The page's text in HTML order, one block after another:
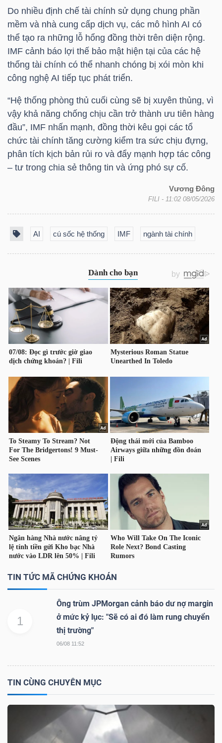
Do nhiều định chế tài chính sử dụng chung phần
mềm và nhà cung cấp dịch vụ, các mô hình AI có
thể tạo ra những lỗ hổng đồng thời trên diện rộng.
IMF cảnh báo lợi thế bảo mật hiện tại của các hệ
thống tài chính có thể nhanh chóng bị xói mòn khi
công nghệ AI tiếp tục phát triển.
“Hệ thống phòng thủ cuối cùng sẽ bị xuyên thủng, vì
vậy khả năng chống chịu cần trở thành ưu tiên hàng
đầu”, IMF nhấn mạnh, đồng thời kêu gọi các tổ
chức tài chính tăng cường kiểm tra sức chịu đựng,
phân tích kịch bản rủi ro và đẩy mạnh hợp tác công
– tư trong chia sẻ thông tin và ứng phó sự cố.
Vương Đông
FILI - 11:02 08/05/2026
AI cú sốc hệ thống IMF ngành tài chính
TIN TỨC MÃ CHỨNG KHOÁN
1
Ông trùm JPMorgan cảnh báo dư nợ margin
ở mức kỷ lục: "Sẽ có ai đó làm rung chuyển
thị trường"
06/08 11:52
TIN CÙNG CHUYÊN MỤC
PHIẾU
PHÁI
SINH
TRÁI
PHIẾU
TƯ
DỮ
LIỆU
Ngành
(-)
SECTOR
NĂNG
NGUYÊN
VẬT
LIỆU
CÔNG
DÙNG
THIẾT